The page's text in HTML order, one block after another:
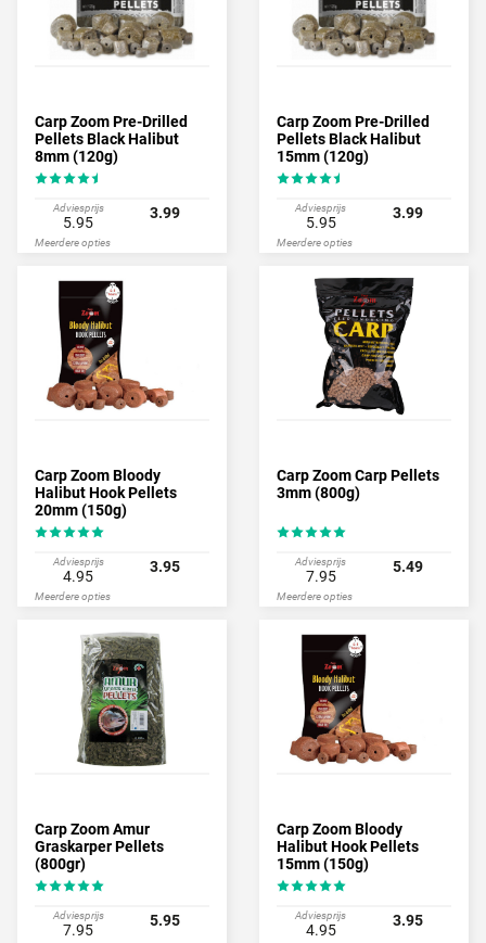
Carp Zoom Pre-Drilled
Pellets Black Halibut
8mm (120g)
Adviesprijs
5.95
3.99
Meerdere opties
Carp Zoom Pre-Drilled
Pellets Black Halibut
15mm (120g)
Adviesprijs
5.95
3.99
Meerdere opties
Carp Zoom Bloody
Halibut Hook Pellets
20mm (150g)
Adviesprijs
4.95
3.95
Meerdere opties
Carp Zoom Carp Pellets
3mm (800g)
Adviesprijs
7.95
5.49
Meerdere opties
Carp Zoom Amur
Graskarper Pellets
(800gr)
Adviesprijs
7.95
5.95
Carp Zoom Bloody
Halibut Hook Pellets
15mm (150g)
Adviesprijs
4.95
3.95